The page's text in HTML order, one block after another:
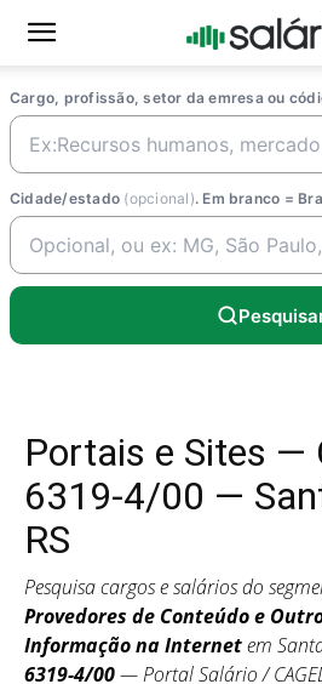
Cargo, profissão, setor da emresa ou
Cidade/estado (opcional). Em branco =
Portais e Sites —
6319-4/00 —
RS
Pesquisa cargos e salários do
Provedores de Conteúdo e
Informação na Internetem
6319-4/00— Portal Salário /